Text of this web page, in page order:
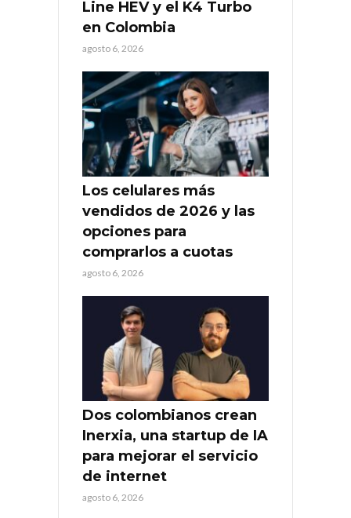
Line HEV y el K4 Turbo
en Colombia
agosto 6, 2026
Los celulares más
vendidos de 2026 y las
opciones para
comprarlos a cuotas
agosto 6, 2026
Dos colombianos crean
Inerxia, una startup de IA
para mejorar el servicio
de internet
agosto 6, 2026